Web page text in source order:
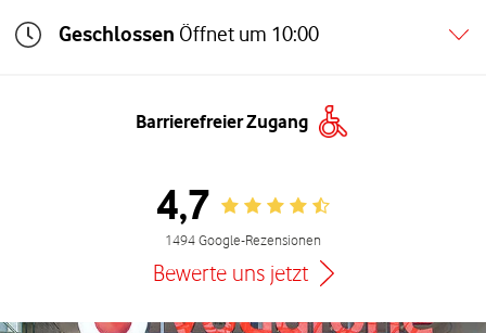
Geschlossen Öffnet um 10:00
Barrierefreier Zugang
4,7 Rating 4.7
1494 Google-Rezensionen
Bewerte uns jetzt